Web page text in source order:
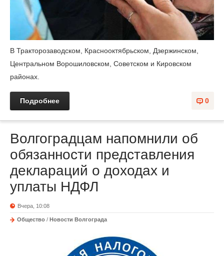
В Тракторозаводском, Краснооктябрьском, Дзержинском,
Центральном Ворошиловском, Советском и Кировском
районах.
0
Подробнее
Волгоградцам напомнили об
обязанности представления
деклараций о доходах и
уплаты НДФЛ
Вчера, 10:08
Общество / Новости Волгограда